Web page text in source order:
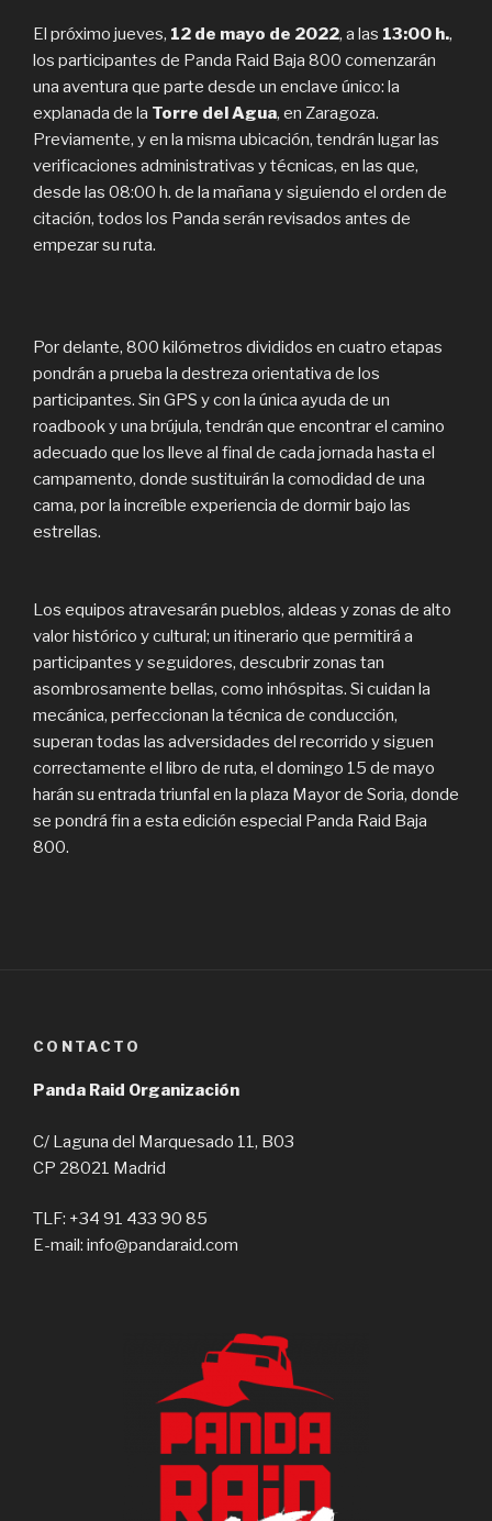
El próximo jueves, 12 de mayo de 2022, a las 13:00 h.,
los participantes de Panda Raid Baja 800 comenzarán
una aventura que parte desde un enclave único: la
explanada de la Torre del Agua, en Zaragoza.
Previamente, y en la misma ubicación, tendrán lugar las
verificaciones administrativas y técnicas, en las que,
desde las 08:00 h. de la mañana y siguiendo el orden de
citación, todos los Panda serán revisados antes de
empezar su ruta.
Por delante, 800 kilómetros divididos en cuatro etapas
pondrán a prueba la destreza orientativa de los
participantes. Sin GPS y con la única ayuda de un
roadbook y una brújula, tendrán que encontrar el camino
adecuado que los lleve al final de cada jornada hasta el
campamento, donde sustituirán la comodidad de una
cama, por la increíble experiencia de dormir bajo las
estrellas.
Los equipos atravesarán pueblos, aldeas y zonas de alto
valor histórico y cultural; un itinerario que permitirá a
participantes y seguidores, descubrir zonas tan
asombrosamente bellas, como inhóspitas. Si cuidan la
mecánica, perfeccionan la técnica de conducción,
superan todas las adversidades del recorrido y siguen
correctamente el libro de ruta, el domingo 15 de mayo
harán su entrada triunfal en la plaza Mayor de Soria, donde
se pondrá fin a esta edición especial Panda Raid Baja
800.
CONTACTO
Panda Raid Organización
C/ Laguna del Marquesado 11, B03
CP 28021 Madrid
TLF: +34 91 433 90 85
E-mail: info@pandaraid.com